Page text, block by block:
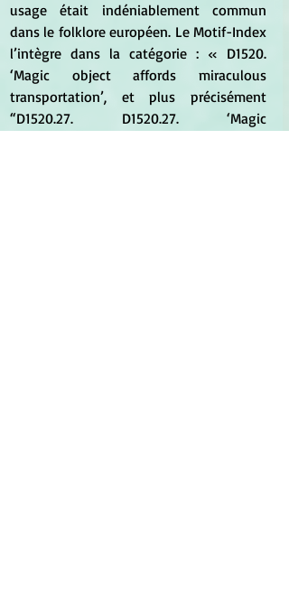
usage était indéniablement commun
dans le folklore européen. Le Motif-Index
l’intègre dans la catégorie : « D1520.
‘Magic object affords miraculous
transportation’, et plus précisément
“D1520.27. D1520.27. ‘Magic